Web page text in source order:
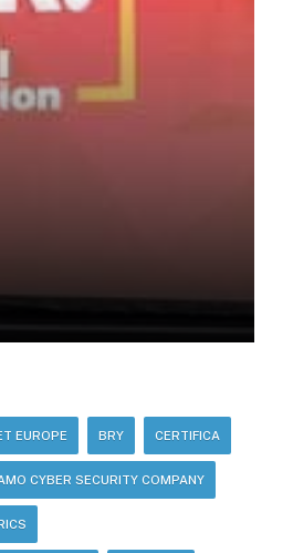
EUROPE BRY CERTIFICA
CYBER SECURITY COMPANY